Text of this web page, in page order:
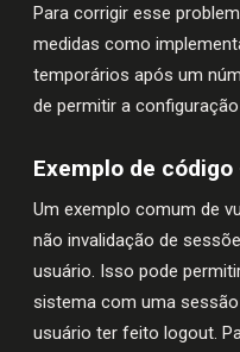
Para corrigir esse
medidas como
temporários após um
de permitir a
Exemplo de
Um exemplo comum de
não invalidação de
usuário. Isso pode
sistema com uma
usuário ter feito logout.